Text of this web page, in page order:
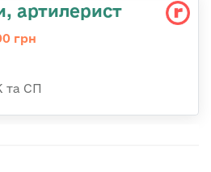
артилерист
грн
та СП